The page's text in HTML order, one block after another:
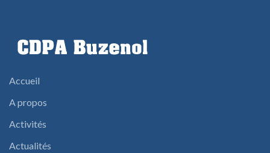
Accueil
A propos
Activités
Actualités